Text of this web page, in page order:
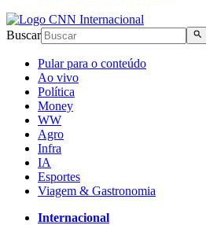
Buscar
Pular para o conteúdo
Ao vivo
Política
Money
WW
Agro
Infra
IA
Esportes
Viagem & Gastronomia
Internacional